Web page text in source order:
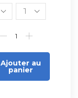
Ajouter au
panier